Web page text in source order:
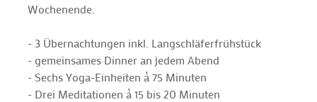
Wochenende.
- 3 Übernachtungen inkl. Langschläferfrühstück
- gemeinsames Dinner an jedem Abend
- Sechs Yoga-Einheiten à 75 Minuten
- Drei Meditationen à 15 bis 20 Minuten